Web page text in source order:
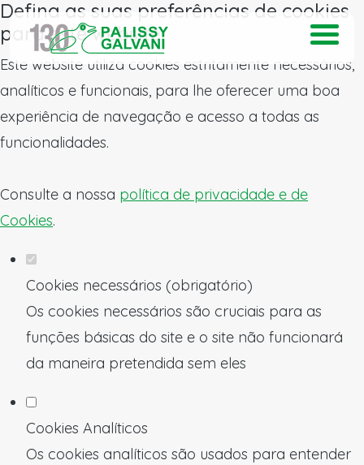
Defina as suas preferências de cookies
para este website.
Este website utiliza cookies estritamente necessários,
analíticos e funcionais, para lhe oferecer uma boa
experiência de navegação e acesso a todas as
funcionalidades.
Consulte a nossa política de privacidade e de
Cookies.
Cookies necessários (obrigatório)
Os cookies necessários são cruciais para as
funções básicas do site e o site não funcionará
da maneira pretendida sem eles
Cookies Analíticos
Os cookies analíticos são usados para entender